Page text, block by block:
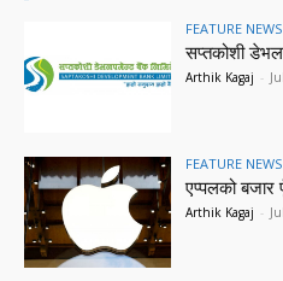
FEATURE NEWS
सप्तकोशी
Arthik Kagaj -
FEATURE NEWS
एप्पलको
Arthik Kagaj -